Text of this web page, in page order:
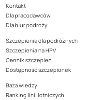
Kontakt
Dla pracodawców
Dla biur podróży
Szczepienia dla podróżnych
Szczepienia na HPV
Cennik szczepień
Dostępność szczepionek
Baza wiedzy
Ranking linii lotniczych